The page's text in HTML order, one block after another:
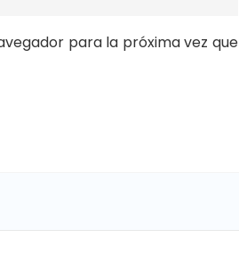
para la próxima vez que